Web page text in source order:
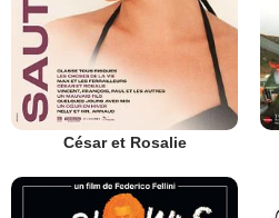
César et Rosalie